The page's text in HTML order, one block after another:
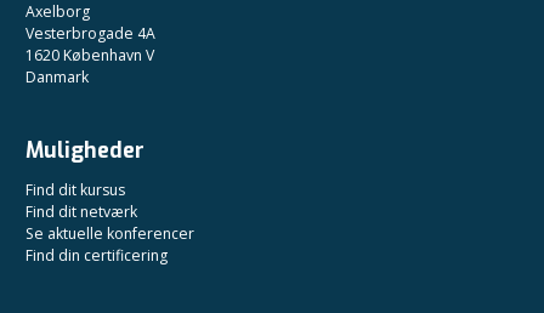
Axelborg
Vesterbrogade 4A
1620 København V
Danmark
Muligheder
Find dit kursus
Find dit netværk
Se aktuelle konferencer
Find din certificering